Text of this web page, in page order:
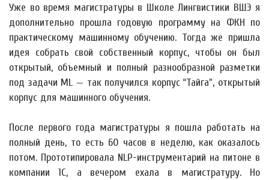
Уже во время магистратуры в Школе Лингвистики ВШЭ я
дополнительно прошла годовую программу на ФКН по
практическому машинному обучению. Тогда же пришла
идея собрать свой собственный корпус, чтобы он был
открытый, объемный и полный разнообразной разметки
под задачи ML — так получился корпус “Тайга”, открытый
корпус для машинного обучения.
После первого года магистратуры я пошла работать на
полный день, то есть 60 часов в неделю, как оказалось
потом. Прототипировала NLP-инструментарий на питоне в
компании 1С, а вечером ехала в магистратуру. Но